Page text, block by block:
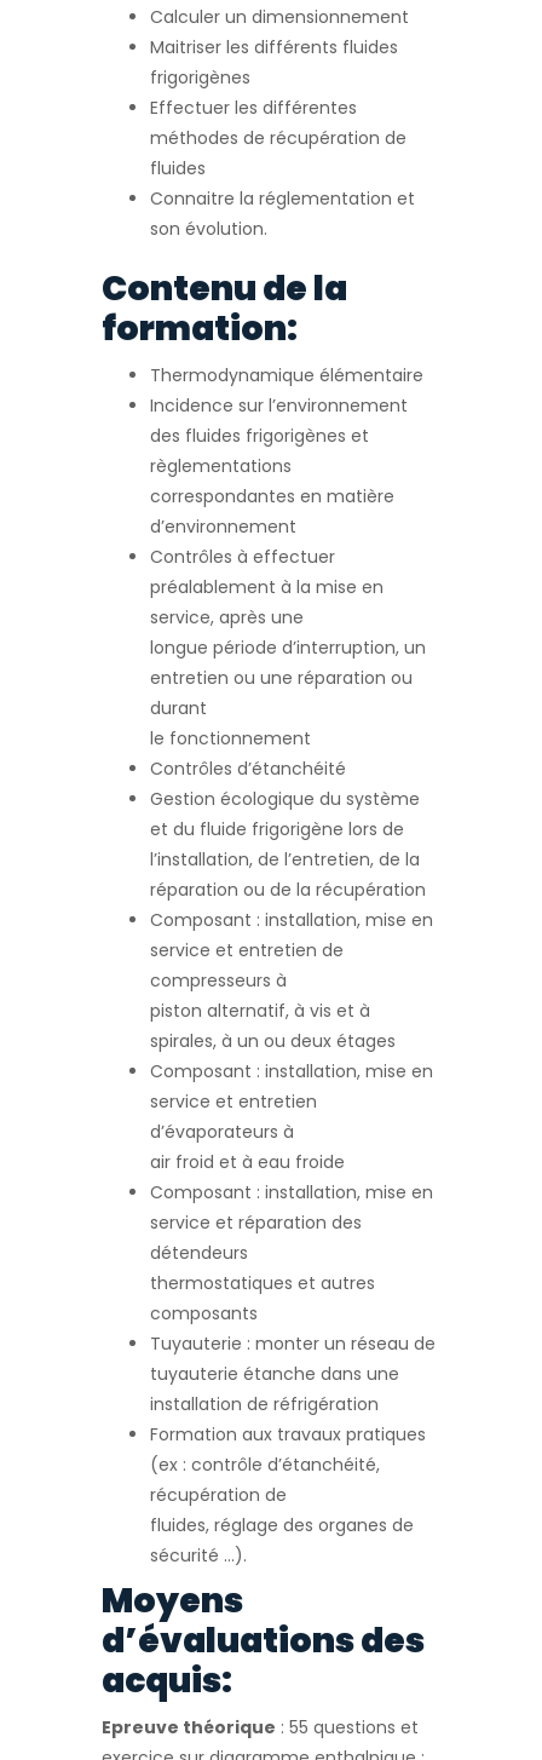
Calculer un dimensionnement
Maitriser les différents fluides
frigorigènes
Effectuer les différentes
méthodes de récupération de
fluides
Connaitre la réglementation et
son évolution.
Contenu de la
formation:
Thermodynamique élémentaire
Incidence sur l’environnement
des fluides frigorigènes et
règlementations
correspondantes en matière
d’environnement
Contrôles à effectuer
préalablement à la mise en
service, après une
longue période d’interruption, un
entretien ou une réparation ou
durant
le fonctionnement
Contrôles d’étanchéité
Gestion écologique du système
et du fluide frigorigène lors de
l’installation, de l’entretien, de la
réparation ou de la récupération
Composant : installation, mise en
service et entretien de
compresseurs à
piston alternatif, à vis et à
spirales, à un ou deux étages
Composant : installation, mise en
service et entretien
d’évaporateurs à
air froid et à eau froide
Composant : installation, mise en
service et réparation des
détendeurs
thermostatiques et autres
composants
Tuyauterie : monter un réseau de
tuyauterie étanche dans une
installation de réfrigération
Formation aux travaux pratiques
(ex : contrôle d’étanchéité,
récupération de
fluides, réglage des organes de
sécurité …).
Moyens
d’évaluations des
acquis:
Epreuve théorique : 55 questions et